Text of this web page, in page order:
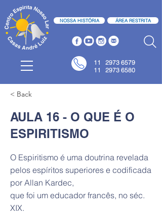
NOSSA HISTÓRIA ÁREA RESTRITA
11 2973 6579
11 2973 6580
< Back
AULA 16 - O QUE É O
ESPIRITISMO
O Espiritismo é uma doutrina revelada
pelos espíritos superiores e codificada
por Allan Kardec,
que foi um educador francês, no séc.
XIX.